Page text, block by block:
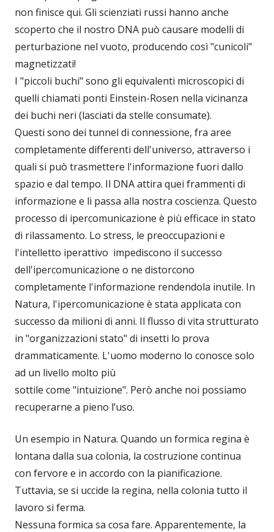
non finisce qui. Gli scienziati russi hanno anche
scoperto che il nostro DNA può causare modelli di
perturbazione nel vuoto, producendo così "cunicoli"
magnetizzati!
I "piccoli buchi" sono gli equivalenti microscopici di
quelli chiamati ponti Einstein-Rosen nella vicinanza
dei buchi neri (lasciati da stelle consumate).
Questi sono dei tunnel di connessione, fra aree
completamente differenti dell'universo, attraverso i
quali si può trasmettere l'informazione fuori dallo
spazio e dal tempo. Il DNA attira quei frammenti di
informazione e li passa alla nostra coscienza. Questo
processo di ipercomunicazione è più efficace in stato
di rilassamento. Lo stress, le preoccupazioni e
l'intelletto iperattivo impediscono il successo
dell'ipercomunicazione o ne distorcono
completamente l'informazione rendendola inutile. In
Natura, l'ipercomunicazione è stata applicata con
successo da milioni di anni. Il flusso di vita strutturato
in "organizzazioni stato" di insetti lo prova
drammaticamente. L'uomo moderno lo conosce solo
ad un livello molto più
sottile come "intuizione". Però anche noi possiamo
recuperarne a pieno l’uso.
Un esempio in Natura. Quando un formica regina è
lontana dalla sua colonia, la costruzione continua
con fervore e in accordo con la pianificazione.
Tuttavia, se si uccide la regina, nella colonia tutto il
lavoro si ferma.
Nessuna formica sa cosa fare. Apparentemente, la